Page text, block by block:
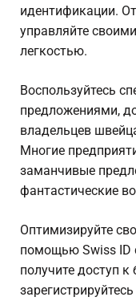
идентификации.
управляйте
легкостью.
Воспользуйтесь
предложениями,
владельцев
Многие
заманчивые
фантастические
Оптимизируйте
помощью Swiss ID
получите доступ